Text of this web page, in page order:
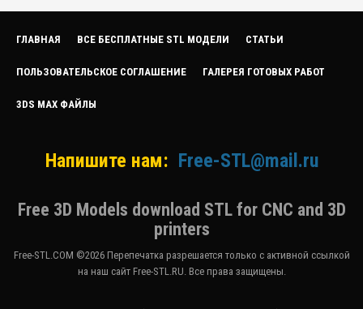
ГЛАВНАЯ ВСЕ БЕСПЛАТНЫЕ STL МОДЕЛИ СТАТЬИ
ПОЛЬЗОВАТЕЛЬСКОЕ СОГЛАШЕНИЕ ГАЛЕРЕЯ ГОТОВЫХ РАБОТ
3DS MAX ФАЙЛЫ
Напишите нам: Free-STL@mail.ru
Free 3D Models download STL for CNC and 3D
printers
Free-STL.COM ©2026 Перепечатка разрешается только с активной ссылкой
на наш сайт Free-STL.RU. Все права защищены.